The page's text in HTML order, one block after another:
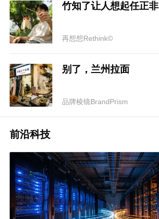
竹知了让人想起任正非
再想想Rethink©
别了，兰州拉面
品牌棱镜BrandPrism
前沿科技